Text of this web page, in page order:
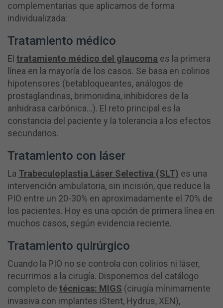
complementarias que aplicamos de forma
individualizada:
Tratamiento médico
El tratamiento médico del glaucoma es la primera
línea en la mayoría de los casos. Se basa en colirios
hipotensores (betabloqueantes, análogos de
prostaglandinas, brimonidina, inhibidores de la
anhidrasa carbónica…). El reto principal es la
constancia del paciente y la tolerancia a los efectos
secundarios.
Tratamiento con láser
La Trabeculoplastia Láser Selectiva (SLT) es una
intervención ambulatoria, sin incisión, que reduce la
PIO entre un 20-30% en aproximadamente el 70% de
los pacientes. Hoy es una opción de primera línea en
muchos casos, según evidencia reciente.
Tratamiento quirúrgico
Cuando la PIO no se controla con colirios ni láser,
recurrimos a la cirugía. Disponemos del catálogo
completo de técnicas: MIGS (cirugía mínimamente
invasiva con implantes iStent, Hydrus, XEN),